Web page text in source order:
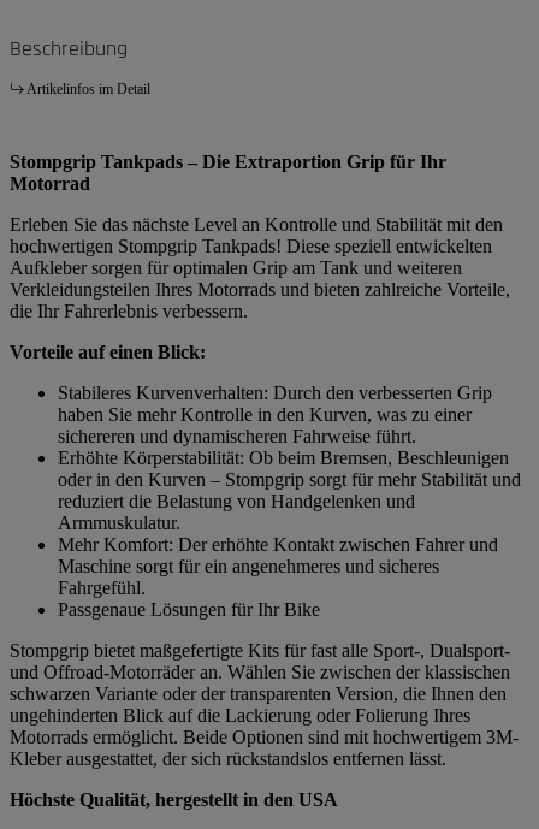
Beschreibung
Artikelinfos im Detail
Stompgrip Tankpads – Die Extraportion Grip für Ihr
Motorrad
Erleben Sie das nächste Level an Kontrolle und Stabilität mit den
hochwertigen Stompgrip Tankpads! Diese speziell entwickelten
Aufkleber sorgen für optimalen Grip am Tank und weiteren
Verkleidungsteilen Ihres Motorrads und bieten zahlreiche Vorteile,
die Ihr Fahrerlebnis verbessern.
Vorteile auf einen Blick:
Stabileres Kurvenverhalten: Durch den verbesserten Grip
haben Sie mehr Kontrolle in den Kurven, was zu einer
sichereren und dynamischeren Fahrweise führt.
Erhöhte Körperstabilität: Ob beim Bremsen, Beschleunigen
oder in den Kurven – Stompgrip sorgt für mehr Stabilität und
reduziert die Belastung von Handgelenken und
Armmuskulatur.
Mehr Komfort: Der erhöhte Kontakt zwischen Fahrer und
Maschine sorgt für ein angenehmeres und sicheres
Fahrgefühl.
Passgenaue Lösungen für Ihr Bike
Stompgrip bietet maßgefertigte Kits für fast alle Sport-, Dualsport-
und Offroad-Motorräder an. Wählen Sie zwischen der klassischen
schwarzen Variante oder der transparenten Version, die Ihnen den
ungehinderten Blick auf die Lackierung oder Folierung Ihres
Motorrads ermöglicht. Beide Optionen sind mit hochwertigem 3M-
Kleber ausgestattet, der sich rückstandslos entfernen lässt.
Höchste Qualität, hergestellt in den USA